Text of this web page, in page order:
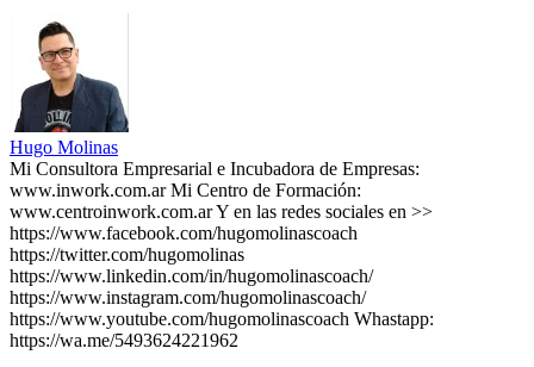
Hugo Molinas
Mi Consultora Empresarial e Incubadora de Empresas:
www.inwork.com.ar Mi Centro de Formación:
www.centroinwork.com.ar Y en las redes sociales en >>
https://www.facebook.com/hugomolinascoach
https://twitter.com/hugomolinas
https://www.linkedin.com/in/hugomolinascoach/
https://www.instagram.com/hugomolinascoach/
https://www.youtube.com/hugomolinascoach Whastapp:
https://wa.me/5493624221962